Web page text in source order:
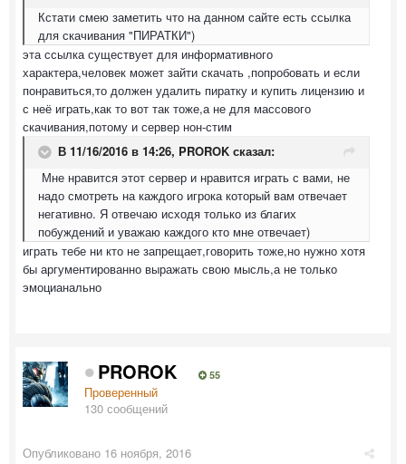
Кстати смею заметить что на данном сайте есть ссылка
для скачивания "ПИРАТКИ")
эта ссылка существует для информативного
характера,человек может зайти скачать ,попробовать и если
понравиться,то должен удалить пиратку и купить лицензию и
с неё играть,как то вот так тоже,а не для массового
скачивания,потому и сервер нон-стим
В 11/16/2016 в 14:26, PROROK сказал:
Мне нравится этот сервер и нравится играть с вами, не
надо смотреть на каждого игрока который вам отвечает
негативно. Я отвечаю исходя только из благих
побуждений и уважаю каждого кто мне отвечает)
играть тебе ни кто не запрещает,говорить тоже,но нужно хотя
бы аргументированно выражать свою мысль,а не только
эмоцианально
PROROK 55
Проверенный
130 сообщений
Опубликовано 16 ноября, 2016